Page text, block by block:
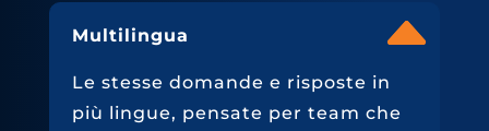
Multilingua
Le stesse domande e risposte in
più lingue, pensate per team che